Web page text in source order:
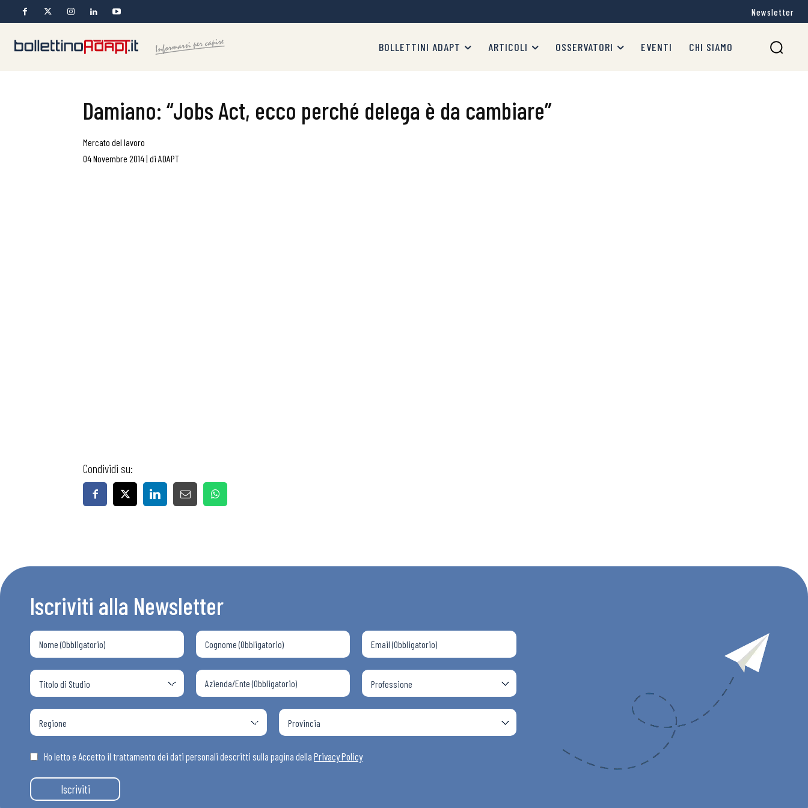
Chi Siamo
Newsletter
BOLLETTINI ADAPT ARTICOLI OSSERVATORI EVENTI CHI SIAMO
Damiano: “Jobs Act, ecco perché delega è da cambiare”
Mercato del lavoro
04 Novembre 2014| di ADAPT
Condividi su:
Iscriviti alla Newsletter
Ho letto e Accetto il trattamento dei dati personali descritti sulla pagina della Privacy Policy
Iscriviti